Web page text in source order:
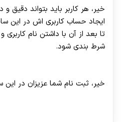
خیر، هر کاربر باید بتواند
ایجاد حساب کاربری اش در این
تا بعد از آن با داشتن نام کاربری
شرط بندی شود.
خیر، ثبت نام شما عزیزان در این